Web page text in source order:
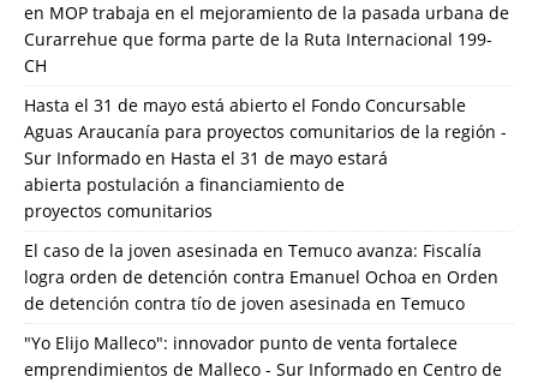
en MOP trabaja en el mejoramiento de la pasada urbana de
Curarrehue que forma parte de la Ruta Internacional 199-
CH
Hasta el 31 de mayo está abierto el Fondo Concursable
Aguas Araucanía para proyectos comunitarios de la región -
Sur Informado en Hasta el 31 de mayo estará
abierta postulación a financiamiento de
proyectos comunitarios
El caso de la joven asesinada en Temuco avanza: Fiscalía
logra orden de detención contra Emanuel Ochoa en Orden
de detención contra tío de joven asesinada en Temuco
"Yo Elijo Malleco": innovador punto de venta fortalece
emprendimientos de Malleco - Sur Informado en Centro de